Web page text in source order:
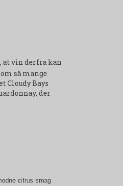
at vin derfra kan
så mange
Cloudy Bays
der
citrus smag